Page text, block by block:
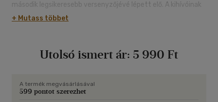
második legsikeresebb versenyzőjévé lépett elő. A kihívóinak
sora azonban idén volt a legszínesebb: Max Verstappen eddigi
legösszeszedettebb szezonjával, a Ferrari Charles Leclerc
gyengébb formája miatt nem tudta kellően megszorongatni
szponzorbalhéba keveredett, Robert Kubica pedig 8 év
távollét után visszatért - pechére a mezőny messze
+ Mutass többet
Utolsó ismert ár: 5 990 Ft
A termék megvásárlásával
599 pontot szerezhet